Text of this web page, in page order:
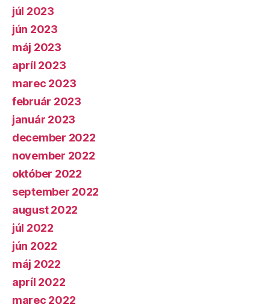
júl 2023
jún 2023
máj 2023
apríl 2023
marec 2023
február 2023
január 2023
december 2022
november 2022
október 2022
september 2022
august 2022
júl 2022
jún 2022
máj 2022
apríl 2022
marec 2022